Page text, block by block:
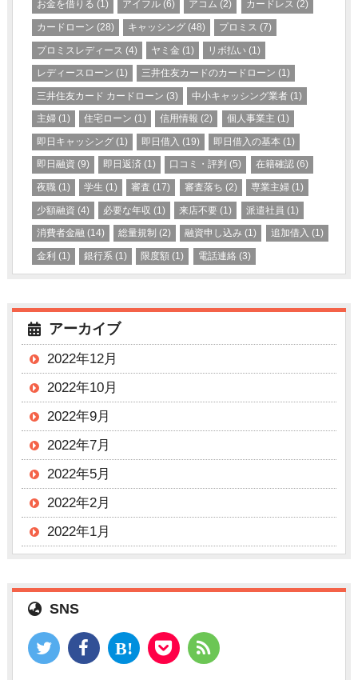
お金を借りる (1) アイフル (6) アコム (2) カードレス (2)
カードローン (28) キャッシング (48) プロミス (7)
プロミスレディース (4) ヤミ金 (1) リボ払い (1)
レディースローン (1) 三井住友カードのカードローン (1)
三井住友カード カードローン (3) 中小キャッシング業者 (1)
主婦 (1) 住宅ローン (1) 信用情報 (2) 個人事業主 (1)
即日キャッシング (1) 即日借入 (19) 即日借入の基本 (1)
即日融資 (9) 即日返済 (1) 口コミ・評判 (5) 在籍確認(6)
夜職 (1) 学生 (1) 審査 (17) 審査落ち (2) 専業主婦(1)
少額融資 (4) 必要な年収 (1) 来店不要 (1) 派遣社員 (1)
消費者金融 (14) 総量規制 (2) 融資申し込み (1) 追加借入 (1)
金利 (1) 銀行系 (1) 限度額 (1) 電話連絡(3)
アーカイブ
2022年12月
2022年10月
2022年9月
2022年7月
2022年5月
2022年2月
2022年1月
SNS